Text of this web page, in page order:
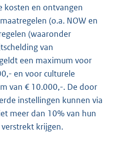
kosten en ontvangen
(o.a. NOW en
(waaronder
van
een maximum voor
en voor culturele
van € 10.000,-. De door
instellingen kunnen via
meer dan 10% van hun
krijgen.